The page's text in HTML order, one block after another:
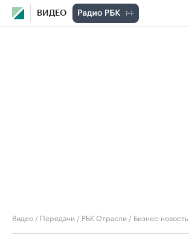
ВИДЕО
Видео / Передачи / РБК Отрасли / Бизнес-новость